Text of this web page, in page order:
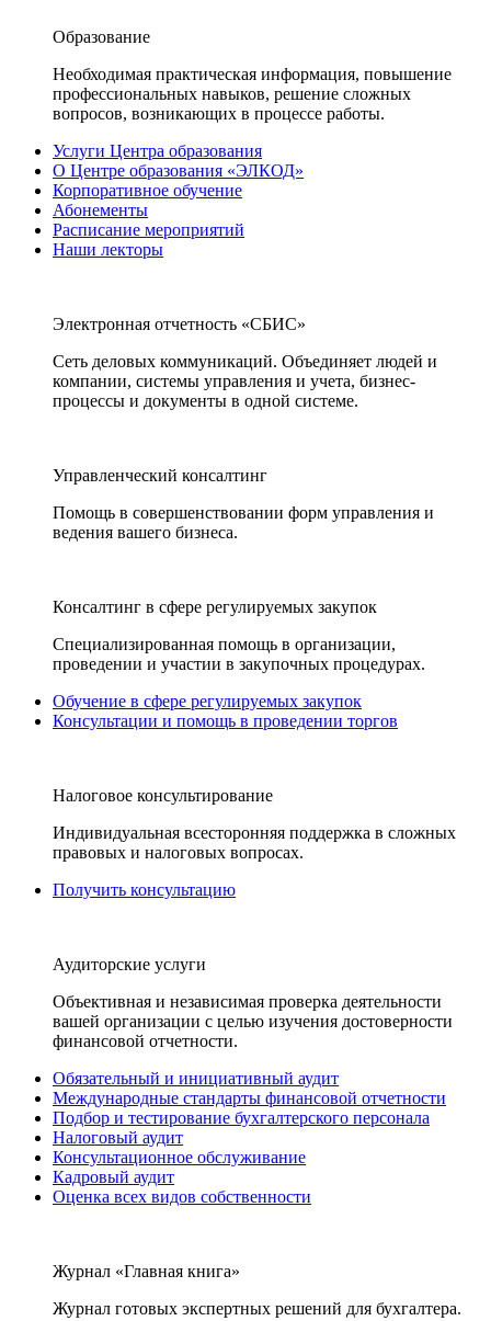
Образование
Необходимая практическая информация, повышение
профессиональных навыков, решение сложных
вопросов, возникающих в процессе работы.
Услуги Центра образования
О Центре образования «ЭЛКОД»
Корпоративное обучение
Абонементы
Расписание мероприятий
Наши лекторы
Электронная отчетность «СБИС»
Сеть деловых коммуникаций. Объединяет людей и
компании, системы управления и учета, бизнес-
процессы и документы в одной системе.
Управленческий консалтинг
Помощь в совершенствовании форм управления и
ведения вашего бизнеса.
Консалтинг в сфере регулируемых закупок
Специализированная помощь в организации,
проведении и участии в закупочных процедурах.
Обучение в сфере регулируемых закупок
Консультации и помощь в проведении торгов
Налоговое консультирование
Индивидуальная всесторонняя поддержка в сложных
правовых и налоговых вопросах.
Получить консультацию
Аудиторские услуги
Объективная и независимая проверка деятельности
вашей организации с целью изучения достоверности
финансовой отчетности.
Обязательный и инициативный аудит
Международные стандарты финансовой отчетности
Подбор и тестирование бухгалтерского персонала
Налоговый аудит
Консультационное обслуживание
Кадровый аудит
Оценка всех видов собственности
Журнал «Главная книга»
Журнал готовых экспертных решений для бухгалтера.